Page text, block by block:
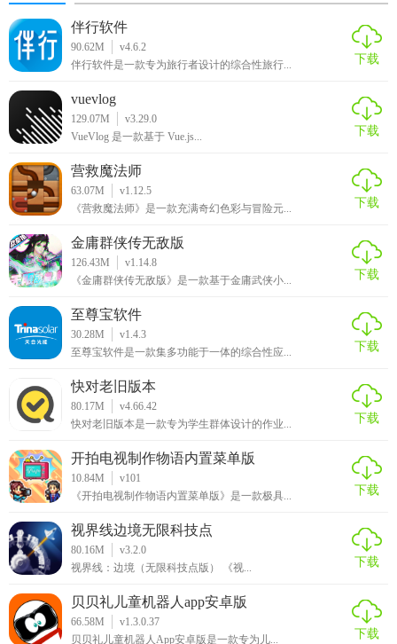
如果你正在寻找一款能够帮助孩子提升学习成绩、提供丰富
学习资源的软件，那么小猿优课正版免费版绝对是一个值得
推荐的选择。它不仅能够提供高质量的学习资源，还能帮助
学生制定个性化的学习计划，让学习变得更加高效和有趣。
伴行软件
90.62M
v4.6.2
伴行软件是一款专为旅行者设计的综合性旅行...
下载
vuevlog
129.07M
v3.29.0
VueVlog 是一款基于 Vue.js...
下载
营救魔法师
63.07M
v1.12.5
《营救魔法师》是一款充满奇幻色彩与冒险元...
下载
金庸群侠传无敌版
126.43M
v1.14.8
《金庸群侠传无敌版》是一款基于金庸武侠小...
下载
至尊宝软件
30.28M
v1.4.3
至尊宝软件是一款集多功能于一体的综合性应...
下载
快对老旧版本
80.17M
v4.66.42
快对老旧版本是一款专为学生群体设计的作业...
下载
开拍电视制作物语内置菜单版
10.84M
v101
《开拍电视制作物语内置菜单版》是一款极具...
下载
视界线边境无限科技点
80.16M
v3.2.0
视界线：边境（无限科技点版） 《视...
下载
贝贝礼儿童机器人app安卓版
66.58M
v1.3.0.37
贝贝礼儿童机器人App安卓版是一款专为儿...
下载